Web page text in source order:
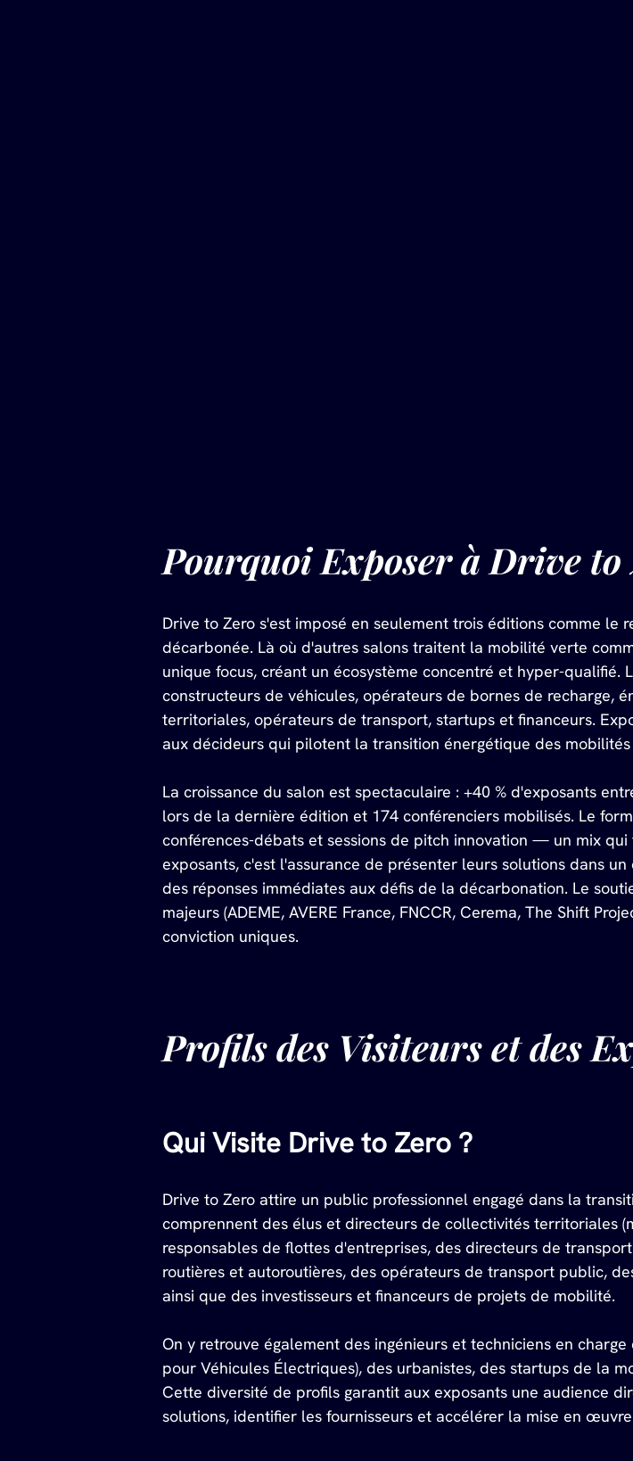
Pourquoi Exposer à Drive to
Drive to Zero s'est imposé en seulement trois éditions comme
décarbonée. Là où d'autres salons traitent la mobilité verte
unique focus, créant un écosystème concentré et hyper-
constructeurs de véhicules, opérateurs de bornes de recharge,
territoriales, opérateurs de transport, startups et financeurs.
aux décideurs qui pilotent la transition énergétique des
La croissance du salon est spectaculaire : +40 % d'exposants
lors de la dernière édition et 174 conférenciers mobilisés. Le
conférences-débats et sessions de pitch innovation — un mix
exposants, c'est l'assurance de présenter leurs solutions dans
des réponses immédiates aux défis de la décarbonation. Le
majeurs (ADEME, AVERE France, FNCCR, Cerema, The Shift
conviction uniques.
Profils des Visiteurs et des
Qui Visite Drive to Zero ?
Drive to Zero attire un public professionnel engagé dans la
comprennent des élus et directeurs de collectivités territoriales
responsables de flottes d'entreprises, des directeurs de
routières et autoroutières, des opérateurs de transport public,
ainsi que des investisseurs et financeurs de projets de mobilité.
On y retrouve également des ingénieurs et techniciens en
pour Véhicules Électriques), des urbanistes, des startups de la
Cette diversité de profils garantit aux exposants une audience
solutions, identifier les fournisseurs et accélérer la mise en